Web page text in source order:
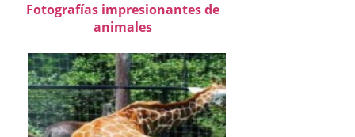
Fotografías impresionantes de
animales